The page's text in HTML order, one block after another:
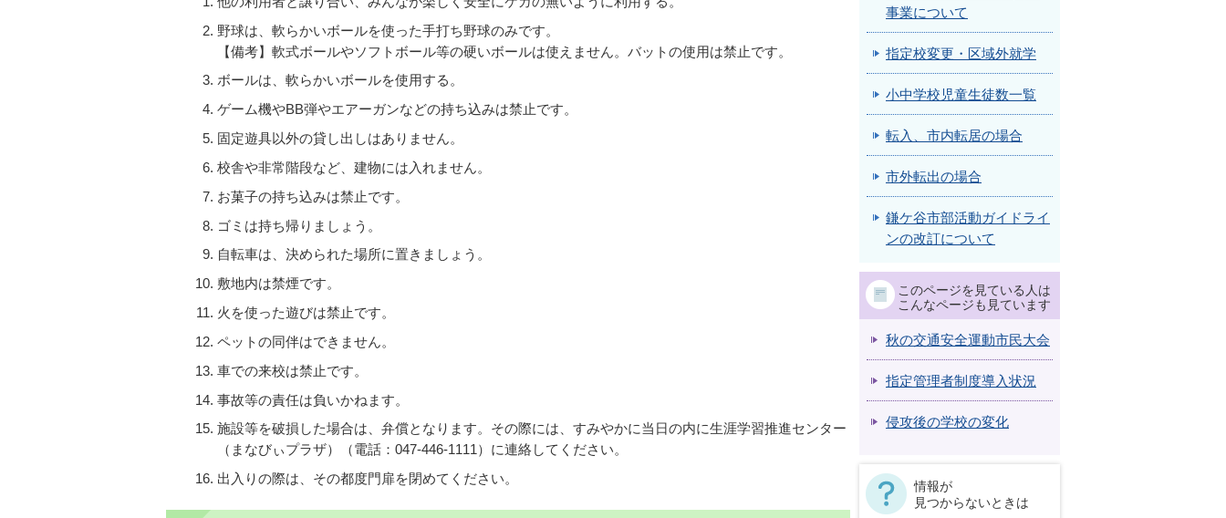
野球は、軟らかいボールを使った手打ち野球のみです。
【備考】軟式ボールやソフトボール等の硬いボールは使えません。バットの使用は禁止です。
ボールは、軟らかいボールを使用する。
ゲーム機やBB弾やエアーガンなどの持ち込みは禁止です。
固定遊具以外の貸し出しはありません。
校舎や非常階段など、建物には入れません。
お菓子の持ち込みは禁止です。
ゴミは持ち帰りましょう。
自転車は、決められた場所に置きましょう。
敷地内は禁煙です。
火を使った遊びは禁止です。
ペットの同伴はできません。
車での来校は禁止です。
事故等の責任は負いかねます。
施設等を破損した場合は、弁償となります。その際には、すみやかに当日の内に生涯学習推進センター
（まなびぃプラザ）（電話：047-446-1111）に連絡してください。
出入りの際は、その都度門扉を閉めてください。
事業について
指定校変更・区域外就学
小中学校児童生徒数一覧
転入、市内転居の場合
市外転出の場合
鎌ケ谷市部活動ガイドライ
ンの改訂について
このページを見ている人は
こんなページも見ています
秋の交通安全運動市民大会
指定管理者制度導入状況
侵攻後の学校の変化
情報が
見つからないときは